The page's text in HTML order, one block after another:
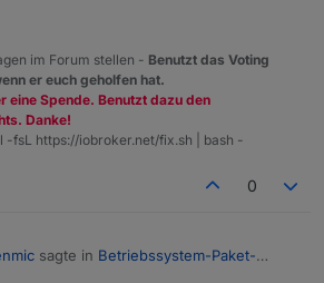
mit root, führt dazu dass Rechte
werden, die nur der echte root darf.
erlangt der normale User zwar root
da wird z. b. nichts i home de root
wo niemand ehr ran darf.
im Forum stellen - Benutzt das Voting
er euch geholfen hat.
eine Spende. Benutzt dazu den
Danke!
-fsL https://iobroker.net/fix.sh | bash -
0
sagte in Betriebssystem-Paket-